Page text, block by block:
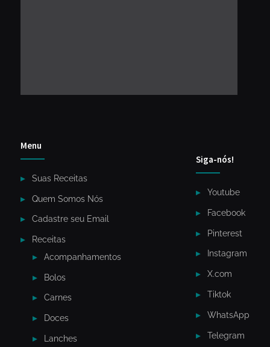
Menu
Suas Receitas
Quem Somos Nós
Cadastre seu Email
Receitas
Acompanhamentos
Bolos
Carnes
Doces
Lanches
Siga-nós!
Youtube
Facebook
Pinterest
Instagram
X.com
Tiktok
WhatsApp
Telegram